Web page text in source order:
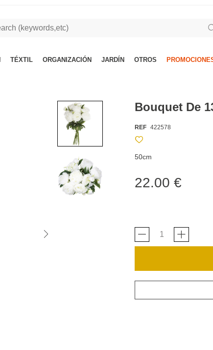
TÉXTIL ORGANIZACIÓN JARDÍN OTROS
Bouquet De
REF 422578
50cm
22.00 €